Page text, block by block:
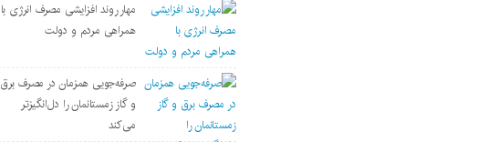
مهار روند افزایشی مصرف انرژی با
همراهی مردم و دولت
صرفه‌جویی همزمان در مصرف برق
و گاز زمستانمان را دل‌انگیزتر
می‌کند